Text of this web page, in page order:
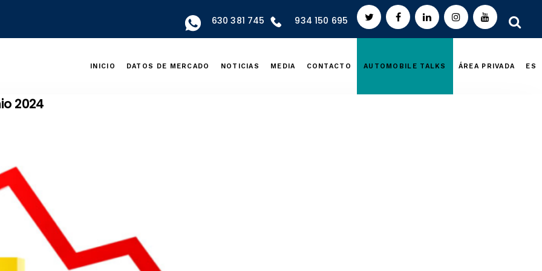
630 381 745 934 150 695
INICIO DATOS DE MERCADO NOTICIAS MEDIA CONTACTO AUTOMOBILE TALKS ÁREA PRIVADA ES
2024